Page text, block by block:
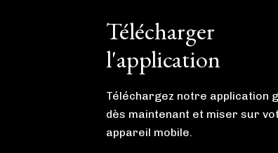
Télécharger
l'application
Téléchargez notre application
dès maintenant et miser sur
appareil mobile.